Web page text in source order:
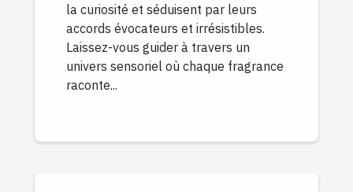
la curiosité et séduisent par leurs
accords évocateurs et irrésistibles.
Laissez-vous guider à travers un
univers sensoriel où chaque fragrance
raconte...